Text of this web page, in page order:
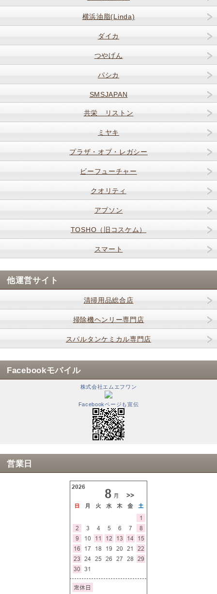
横浜油脂(Linda)
ダイカ
つやげん
パシカ
SMSJAPAN
共栄 リストン
ミヤキ
プラザ・オブ・レガシー
ビーフューチャー
クオリティ
アプソン
TOSHO（旧コスケム）
スマート
他運営サイト
清掃用品総合店
掃除機ヘンリー専門店
スパルタンケミカル専門店
Facebookモバイル
株式会社エムエフワン
Facebookページも宣伝
営業日